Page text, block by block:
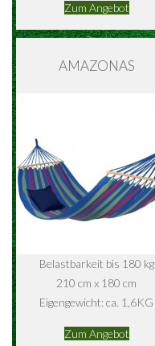
Zum Angebot
AMAZONAS
Belastbarkeit bis 180 kg
210 cm x 180 cm
Eigengewicht: ca. 1,6KG
Zum Angebot